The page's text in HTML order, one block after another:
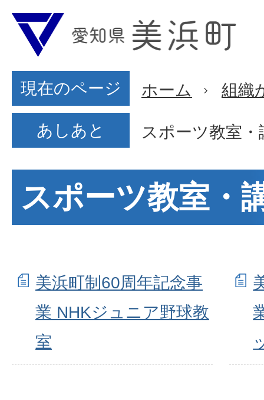
現在のページ ホーム 組織
あしあと スポーツ教室・
スポーツ教室・
美浜町制60周年記念事
業 NHKジュニア野球教
室